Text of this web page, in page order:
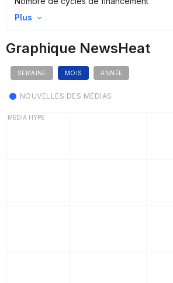
Plus
Graphique NewsHeat
SEMAINE MOIS ANNÉE
NOUVELLES DES MÉDIAS